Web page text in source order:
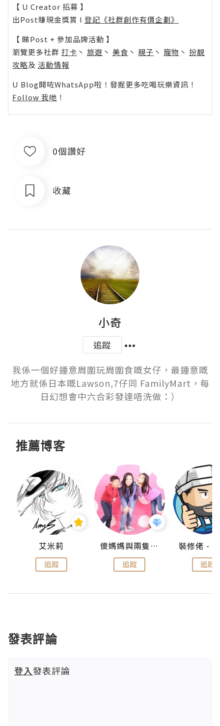
【 U Creator 招募 】
出Post賺現金獎賞 l 登記《社群創作有價企劃》
【 睇Post + 參加品牌活動 】
瀏覽更多社群 打卡 丶 旅遊 丶 美食 丶 親子 丶 寵物 丶 扮靚
攻略及 活動情報
U Blog開咗WhatsApp啦！發掘更多吃喝玩樂資訊！
Follow 我哋 ！
0個讚好
收藏
小奇
追蹤
我係一個好鍾意周圍玩周圍食嘅女仔，最鍾意嘅
地方就係日本嘅Lawson,7仔同 FamilyMart，每
日幻想會中六合彩發達唔洗做：）
推薦博客
艾米莉
追蹤
儍媽媽與兩隻小魔怪之家
追蹤 追蹤
發表評論
登入發表評論